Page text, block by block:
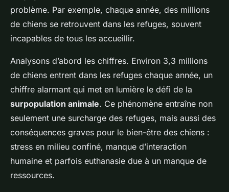
problème. Par exemple, chaque année, des millions
de chiens se retrouvent dans les refuges, souvent
incapables de tous les accueillir.
Analysons d’abord les chiffres. Environ 3,3 millions
de chiens entrent dans les refuges chaque année, un
chiffre alarmant qui met en lumière le défi de la
surpopulation animale. Ce phénomène entraîne non
seulement une surcharge des refuges, mais aussi des
conséquences graves pour le bien-être des chiens :
stress en milieu confiné, manque d’interaction
humaine et parfois euthanasie due à un manque de
ressources.